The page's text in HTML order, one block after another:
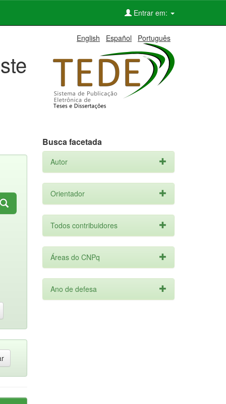
Entrar em:
English Español Português
Busca facetada
Autor
Orientador
Todos contribuidores
Áreas do CNPq
Ano de defesa